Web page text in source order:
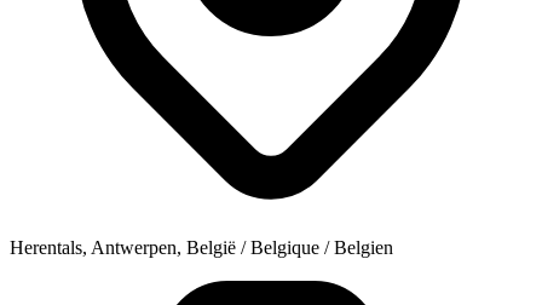
Herentals, Antwerpen, België / Belgique / Belgien